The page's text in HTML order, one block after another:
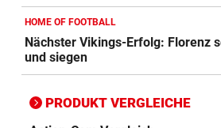
HOME OF FOOTBALL
Nächster Vikings-Erfolg: Florenz
und siegen
PRODUKT VERGLEICHE
Elektro-Scooter Vergleich
ZUM VERGLEICH
ZUM VERGLEICH